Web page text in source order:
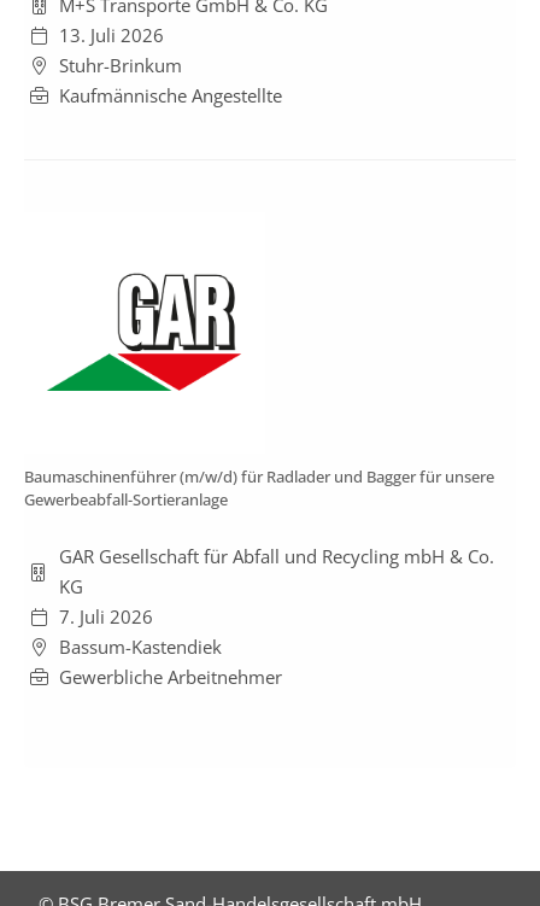
M+S Transporte GmbH & Co. KG
13. Juli 2026
Stuhr-Brinkum
Kaufmännische Angestellte
Baumaschinenführer (m/w/d) für Radlader und Bagger für unsere
Gewerbeabfall-Sortieranlage
GAR Gesellschaft für Abfall und Recycling mbH & Co.
KG
7. Juli 2026
Bassum-Kastendiek
Gewerbliche Arbeitnehmer